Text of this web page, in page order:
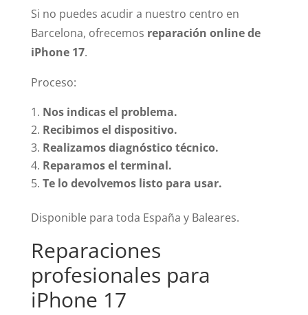
Si no puedes acudir a nuestro centro en
Barcelona, ofrecemos reparación online de
iPhone 17.
Proceso:
Nos indicas el problema.
Recibimos el dispositivo.
Realizamos diagnóstico técnico.
Reparamos el terminal.
Te lo devolvemos listo para usar.
Disponible para toda España y Baleares.
Reparaciones
profesionales para
iPhone 17